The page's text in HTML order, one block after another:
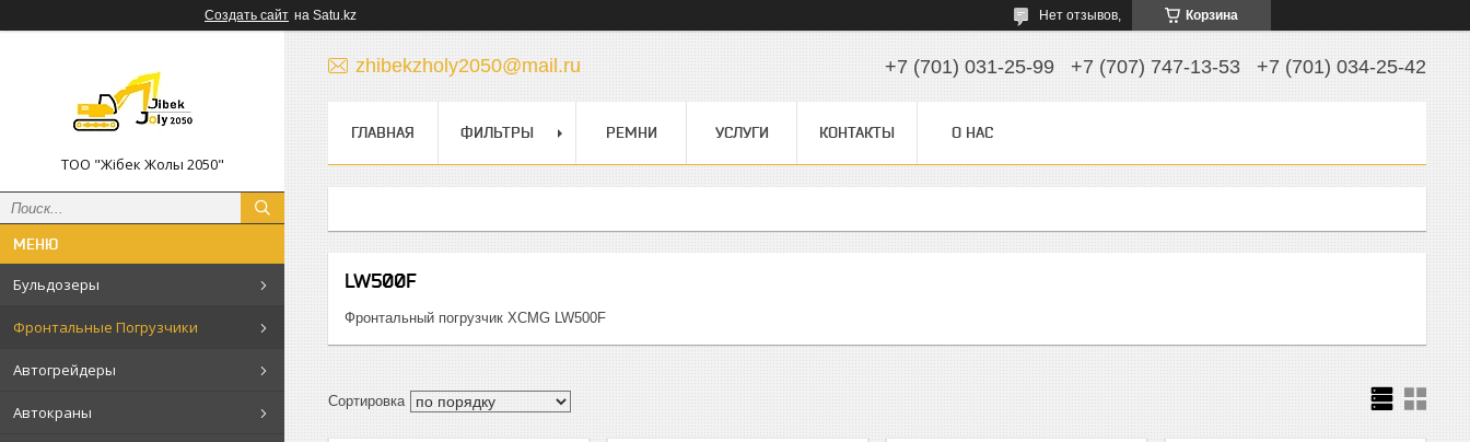
Создать сайт на Satu.kz Корзина
Нет отзывов,
ТОО "Жібек Жолы 2050"
Бульдозеры
Фронтальные Погрузчики
Автогрейдеры
Автокраны
zhibekzholy2050@mail.ru +7 (701) 031-25-99 +7 (707) 747-13-53 +7 (701) 034-25-42
ГЛАВНАЯ ФИЛЬТРЫ РЕМНИ УСЛУГИ КОНТАКТЫ О НАС
LW500F
Фронтальный погрузчик XCMG LW500F